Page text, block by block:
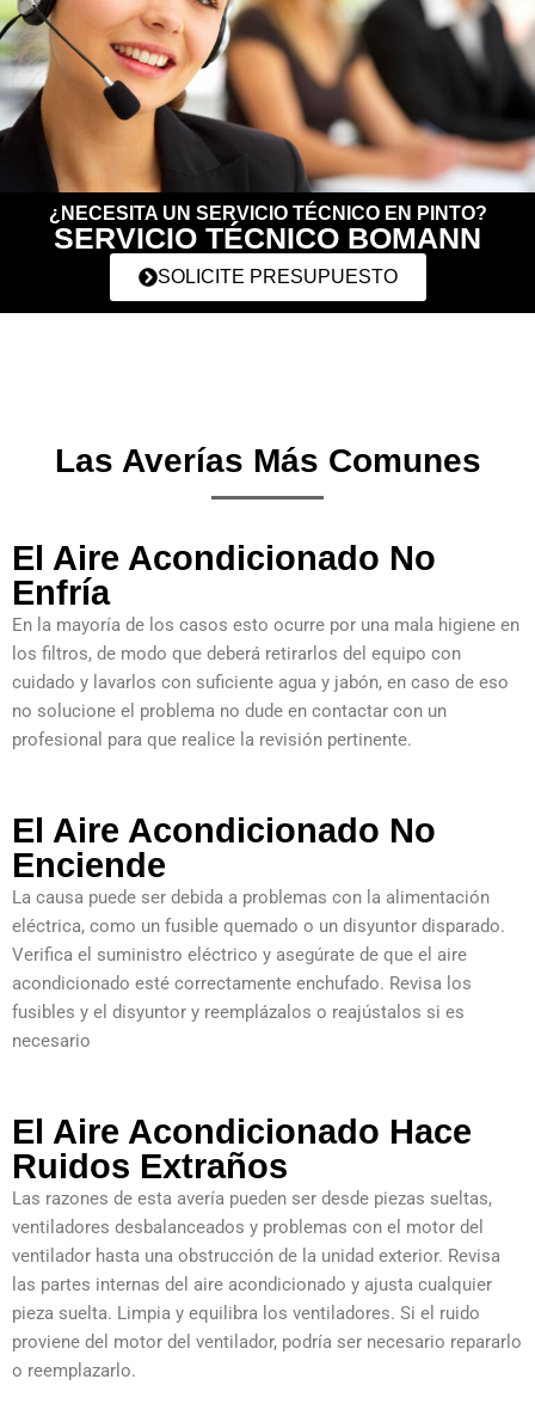
¿NECESITA UN SERVICIO TÉCNICO EN PINTO?
SERVICIO TÉCNICO BOMANN
SOLICITE PRESUPUESTO
Las Averías Más Comunes
El Aire Acondicionado No
Enfría
En la mayoría de los casos esto ocurre por una mala higiene en
los filtros, de modo que deberá retirarlos del equipo con
cuidado y lavarlos con suficiente agua y jabón, en caso de eso
no solucione el problema no dude en contactar con un
profesional para que realice la revisión pertinente.
El Aire Acondicionado No
Enciende
La causa puede ser debida a problemas con la alimentación
eléctrica, como un fusible quemado o un disyuntor disparado.
Verifica el suministro eléctrico y asegúrate de que el aire
acondicionado esté correctamente enchufado. Revisa los
fusibles y el disyuntor y reemplázalos o reajústalos si es
necesario
El Aire Acondicionado Hace
Ruidos Extraños
Las razones de esta avería pueden ser desde piezas sueltas,
ventiladores desbalanceados y problemas con el motor del
ventilador hasta una obstrucción de la unidad exterior. Revisa
las partes internas del aire acondicionado y ajusta cualquier
pieza suelta. Limpia y equilibra los ventiladores. Si el ruido
proviene del motor del ventilador, podría ser necesario repararlo
o reemplazarlo.